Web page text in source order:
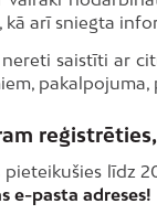
kā arī sniegta
saistīti ar
līdz
e-pasta adreses!